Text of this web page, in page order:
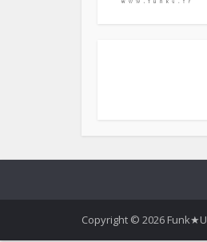
Copyright © 2026 Funk★U